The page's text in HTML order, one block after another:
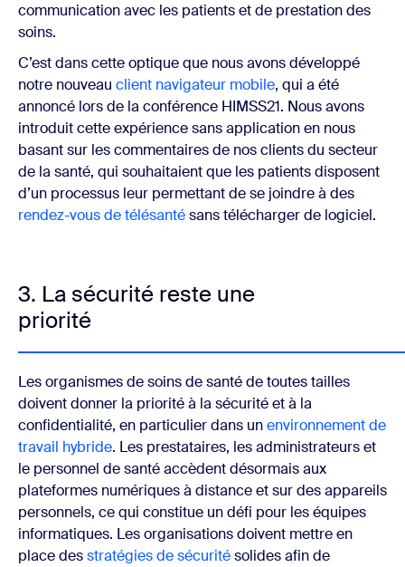
communication avec les patients et de prestation des
soins.
C’est dans cette optique que nous avons développé
notre nouveau client navigateur mobile, qui a été
annoncé lors de la conférence HIMSS21. Nous avons
introduit cette expérience sans application en nous
basant sur les commentaires de nos clients du secteur
de la santé, qui souhaitaient que les patients disposent
d’un processus leur permettant de se joindre à des
rendez-vous de télésantésans télécharger de logiciel.
3. La sécurité reste une
priorité
Les organismes de soins de santé de toutes tailles
doivent donner la priorité à la sécurité et à la
confidentialité, en particulier dans unenvironnement de
travail hybride. Les prestataires, les administrateurs et
le personnel de santé accèdent désormais aux
plateformes numériques à distance et sur des appareils
personnels, ce qui constitue un défi pour les équipes
informatiques. Les organisations doivent mettre en
place desstratégies de sécuritésolides afin de